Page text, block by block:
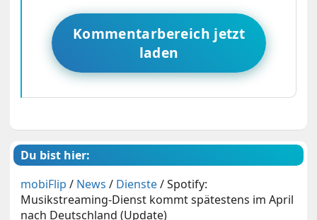
Kommentarbereich jetzt
laden
Du bist hier:
mobiFlip / News / Dienste/Spotify:
Musikstreaming-Dienst kommt spätestens im April
nach Deutschland (Update)